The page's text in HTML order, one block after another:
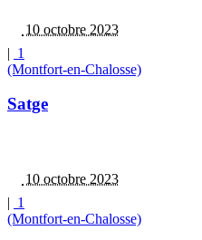
10 octobre 2023
| 1
(Montfort-en-Chalosse)
Satge
10 octobre 2023
| 1
(Montfort-en-Chalosse)